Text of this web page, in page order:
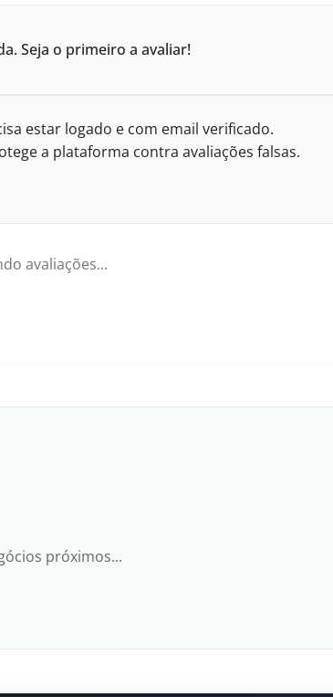
Seja o primeiro a avaliar!
estar logado e com email verificado.
a plataforma contra avaliações falsas.
avaliações...
próximos...